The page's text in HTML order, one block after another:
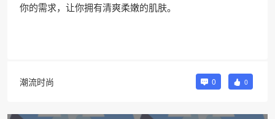
你的需求，让你拥有清爽柔嫩的肌肤。
潮流时尚 0 0